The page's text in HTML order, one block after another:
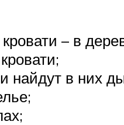
– в
найдут в них